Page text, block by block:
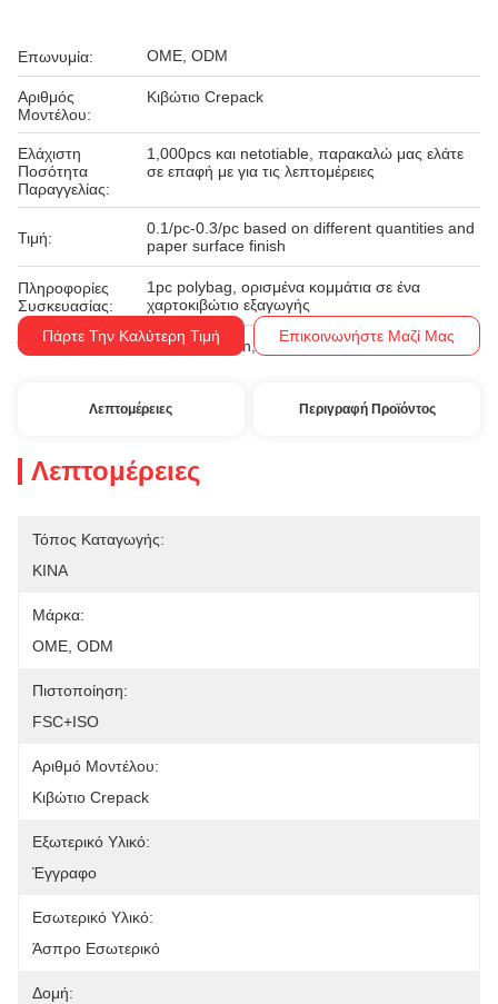
Επωνυμία: OME, ODM
Αριθμός
Μοντέλου:
Κιβώτιο Crepack
Ελάχιστη
Ποσότητα
Παραγγελίας:
1,000pcs και netotiable, παρακαλώ μας ελάτε
σε επαφή με για τις λεπτομέρειες
Τιμή:
0.1/pc-0.3/pc based on different quantities and
paper surface finish
Πληροφορίες
Συσκευασίας:
1pc polybag, ορισμένα κομμάτια σε ένα
χαρτοκιβώτιο εξαγωγής
Όροι Πληρωμής: Western Union, T/T
Πάρτε Την Καλύτερη Τιμή Επικοινωνήστε Μαζί Μας
Λεπτομέρειες Περιγραφή Προϊόντος
Λεπτομέρειες
Τόπος Καταγωγής:
ΚΙΝΑ
Μάρκα:
OME, ODM
Πιστοποίηση:
FSC+ISO
Αριθμό Μοντέλου:
Κιβώτιο Crepack
Εξωτερικό Υλικό:
Έγγραφο
Εσωτερικό Υλικό:
Άσπρο Εσωτερικό
Δομή: